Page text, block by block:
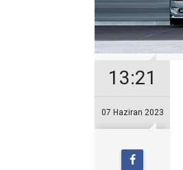
13:21
07 Haziran 2023